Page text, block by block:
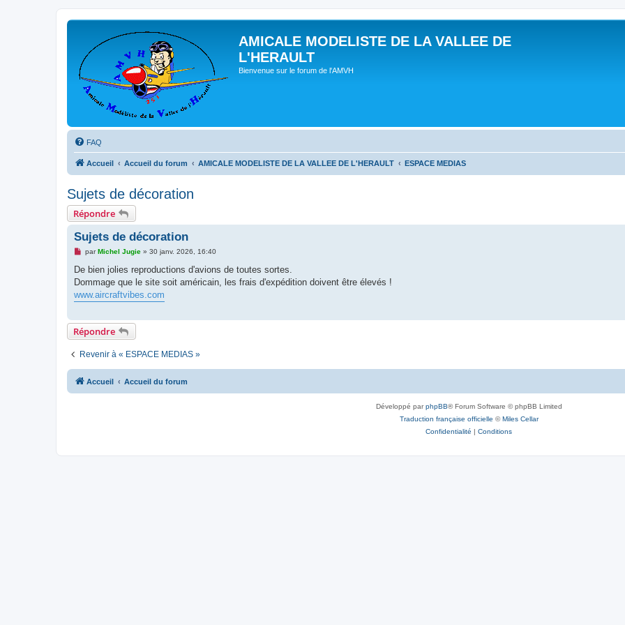
AMICALE MODELISTE DE LA VALLEE DE
L'HERAULT
Bienvenue sur le forum de l'AMVH
FAQ
Accueil Accueil du forum AMICALE MODELISTE DE LA VALLEE DE L'HERAULT ESPACE MEDIAS
Sujets de décoration
Répondre
Sujets de décoration
M
s
a
g
e
n
l
parMichel Jugie» 30 janv. 2026, 16:40
De bien jolies reproductions d'avions de toutes sortes.
Dommage que le site soit américain, les frais d'expédition doivent être élevés !
www.aircraftvibes.com
Répondre
Revenir à « ESPACE MEDIAS »
Accueil Accueil du forum
Développé parphpBB® Forum Software © phpBB Limited
Traduction française officielle ©Miles Cellar
Confidentialité | Conditions